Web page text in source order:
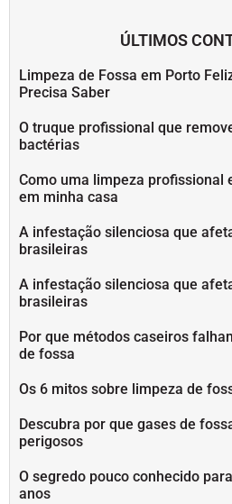
ÚLTIMOS
Limpeza de Fossa em Porto
Precisa Saber
O truque profissional que
bactérias
Como uma limpeza profissional
em minha casa
A infestação silenciosa que
brasileiras
A infestação silenciosa que
brasileiras
Por que métodos caseiros
de fossa
Os 6 mitos sobre limpeza de
Descubra por que gases de
perigosos
O segredo pouco conhecido
anos